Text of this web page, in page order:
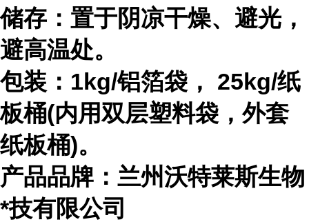
储存：置于阴凉干燥、避光，
避高温处。
包装：1kg/铝箔袋， 25kg/纸
板桶(内用双层塑料袋，外套
纸板桶)。
产品品牌：兰州沃特莱斯生物
*技有限公司